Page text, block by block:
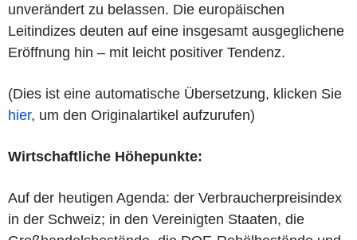
unverändert zu belassen. Die europäischen
Leitindizes deuten auf eine insgesamt ausgeglichene
Eröffnung hin – mit leicht positiver Tendenz.
(Dies ist eine automatische Übersetzung, klicken Sie
hier, um den Originalartikel aufzurufen)
Wirtschaftliche Höhepunkte:
Auf der heutigen Agenda: der Verbraucherpreisindex
in der Schweiz; in den Vereinigten Staaten, die